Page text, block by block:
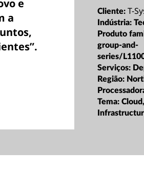
e
a
Cliente:T-
Indústria:
Produto
group-and-
series/
Serviços:
Região:
Tema: